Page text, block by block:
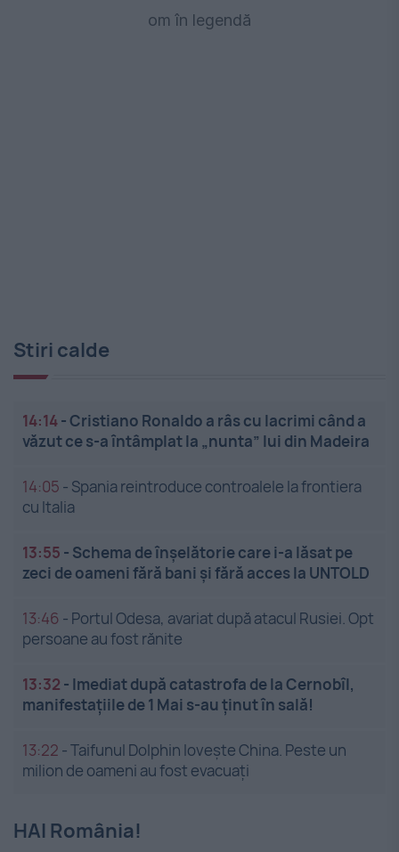
om în legendă
Stiri calde
14:14-Cristiano Ronaldo a râs cu lacrimi când a
văzut ce s-a întâmplat la „nunta” lui din Madeira
14:05 - Spania reintroduce controalele la frontiera
cu Italia
13:55 - Schema de înșelătorie care i-a lăsat pe
zeci de oameni fără bani și fără acces la UNTOLD
13:46 - Portul Odesa, avariat după atacul Rusiei. Opt
persoane au fost rănite
13:32 - Imediat după catastrofa de la Cernobîl,
manifestațiile de 1 Mai s-au ținut în sală!
13:22 -Taifunul Dolphin lovește China. Peste un
milion de oameni au fost evacuați
HAI România!